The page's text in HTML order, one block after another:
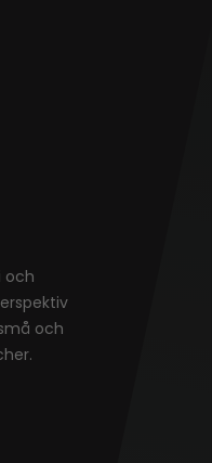
och
och